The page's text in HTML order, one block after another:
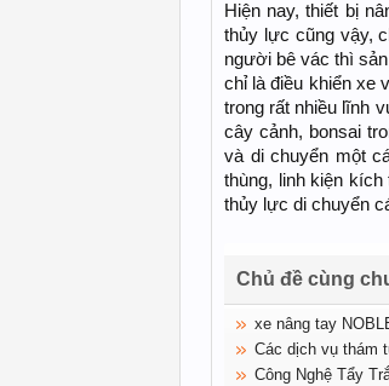
Hiện nay, thiết bị
thủy lực cũng vậy,
người bê vác thì
chỉ là điều khiển xe
trong rất nhiều lĩnh
cây cảnh, bonsai
và di chuyển một
thùng, linh kiện
thủy lực di chuyển
Chủ đề cùng
xe nâng tay
Các dịch vụ thám
Công Nghệ Tẩy